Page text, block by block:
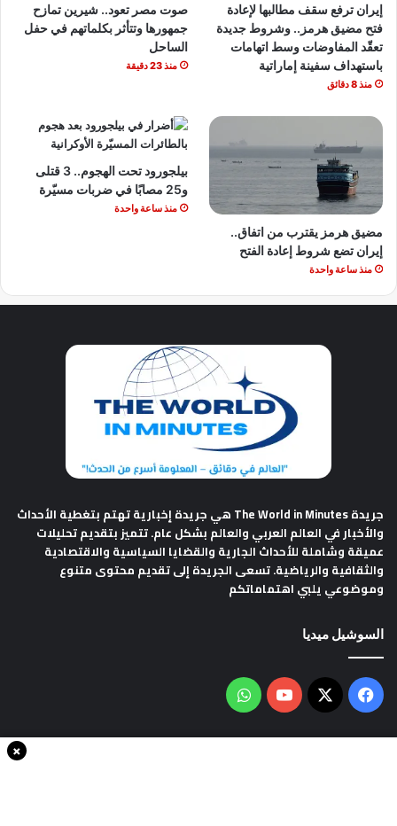
إيران ترفع سقف مطالبها لإعادة
فتح مضيق هرمز.. وشروط جديدة
تعقّد المفاوضات وسط اتهامات
باستهداف سفينة إماراتية
منذ 8 دقائق
صوت مصر تعود.. شيرين تمازح
جمهورها وتتأثر بكلماتهم في حفل
الساحل
منذ 23 دقيقة
مضيق هرمز يقترب من اتفاق..
إيران تضع شروط إعادة الفتح
منذ ساعة واحدة
بيلجورود تحت الهجوم.. 3 قتلى
و25 مصابًا في ضربات مسيّرة
منذ ساعة واحدة
جريدة The World in Minutes
هي جريدة إخبارية تهتم بتغطية الأحداث
والأخبار في العالم العربي والعالم بشكل عام. تتميز بتقديم تحليلات
عميقة وشاملة للأحداث الجارية والقضايا السياسية والاقتصادية
والثقافية والرياضية. تسعى الجريدة إلى تقديم محتوى متنوع
وموضوعي يلبي اهتماماتكم
السوشيل ميديا
فيسبوك
‫X
‫YouTubeواتساب
×